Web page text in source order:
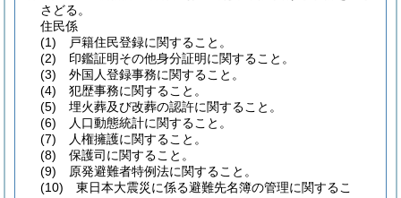
さどる。
住民係
(1) 戸籍住民登録に関すること。
(2) 印鑑証明その他身分証明に関すること。
(3) 外国人登録事務に関すること。
(4) 犯歴事務に関すること。
(5) 埋火葬及び改葬の認許に関すること。
(6) 人口動態統計に関すること。
(7) 人権擁護に関すること。
(8) 保護司に関すること。
(9) 原発避難者特例法に関すること。
(10) 東日本大震災に係る避難先名簿の管理に関するこ